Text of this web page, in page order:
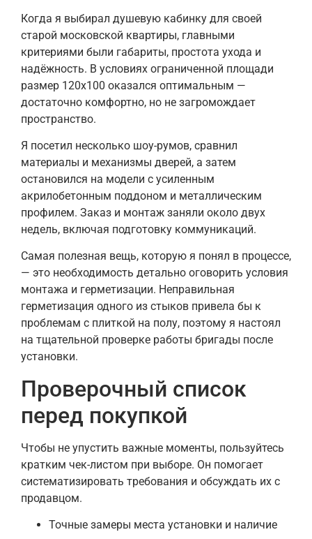
Когда я выбирал душевую кабинку для своей
старой московской квартиры, главными
критериями были габариты, простота ухода и
надёжность. В условиях ограниченной площади
размер 120х100 оказался оптимальным —
достаточно комфортно, но не загромождает
пространство.
Я посетил несколько шоу-румов, сравнил
материалы и механизмы дверей, а затем
остановился на модели с усиленным
акрилобетонным поддоном и металлическим
профилем. Заказ и монтаж заняли около двух
недель, включая подготовку коммуникаций.
Самая полезная вещь, которую я понял в процессе,
— это необходимость детально оговорить условия
монтажа и герметизации. Неправильная
герметизация одного из стыков привела бы к
проблемам с плиткой на полу, поэтому я настоял
на тщательной проверке работы бригады после
установки.
Проверочный список
перед покупкой
Чтобы не упустить важные моменты, пользуйтесь
кратким чек-листом при выборе. Он помогает
систематизировать требования и обсуждать их с
продавцом.
Точные замеры места установки и наличие